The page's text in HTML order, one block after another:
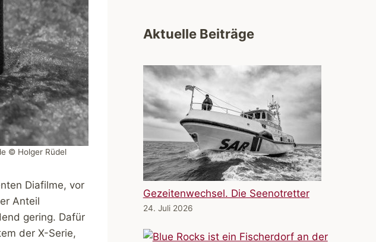
© Holger Rüdel
Diafilme, vor
Anteil
gering. Dafür
der X-Serie,
Aktuelle Beiträge
Gezeitenwechsel. Die Seenotretter
24. Juli 2026